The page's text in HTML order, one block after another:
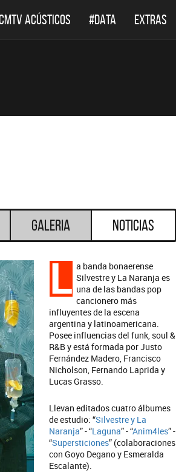
ACÚSTICOS #DATA EXTRAS
Galeria Noticias
L a banda bonaerense
Silvestre y La Naranja es
una de las bandas pop
cancionero más
influyentes de la escena
argentina y latinoamericana.
Posee influencias del funk, soul &
R&B y está formada por Justo
Fernández Madero, Francisco
Nicholson, Fernando Laprida y
Lucas Grasso.
Llevan editados cuatro álbumes
de estudio: “Silvestre y La
Naranja” - “Laguna” - “Anim4les” -
“Supersticiones” (colaboraciones
con Goyo Degano y Esmeralda
Escalante).